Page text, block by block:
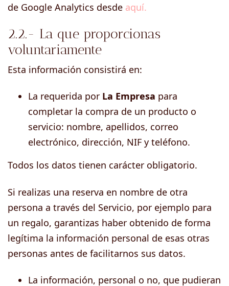
de Google Analytics desde aquí.
2.2.- La que proporcionas
voluntariamente
Esta información consistirá en:
La requerida por La Empresa para
completar la compra de un producto o
servicio: nombre, apellidos, correo
electrónico, dirección, NIF y teléfono.
Todos los datos tienen carácter obligatorio.
Si realizas una reserva en nombre de otra
persona a través del Servicio, por ejemplo para
un regalo, garantizas haber obtenido de forma
legítima la información personal de esas otras
personas antes de facilitarnos sus datos.
La información, personal o no, que pudieran